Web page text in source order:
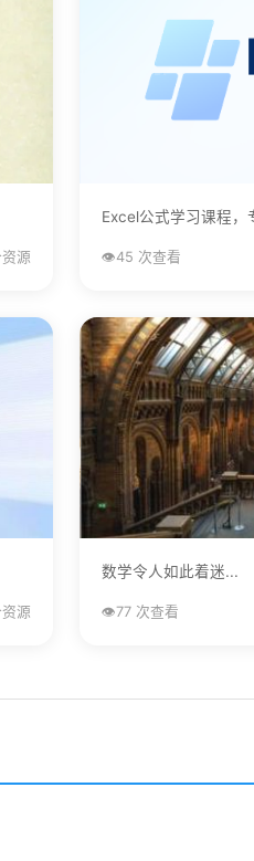
源 👁️45 次查看
源
数学令人如此着迷...
👁️77 次查看